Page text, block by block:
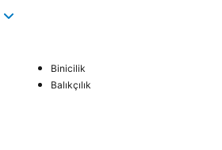
Binicilik
Balıkçılık